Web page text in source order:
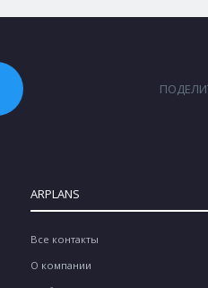
ARPLANS
Все контакты
О компании